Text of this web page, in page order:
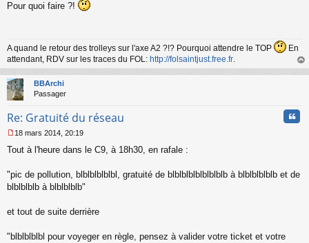
e
g
e
n
o
n
l
Pour quoi faire ?!
A quand le retour des trolleys sur l'axe A2 ?!? Pourquoi attendre le TOP
En
attendant, RDV sur les traces du FOL: http://folsaintjust.free.fr.
au
BBArchi
Passager
Re: Gratuité du réseau
e
s
a
g
n
n
18 mars 2014, 20:19
Tout à l'heure dans le C9, à 18h30, en rafale :
"pic de pollution, blblblblblbl, gratuité de blblblblblblblblb à blblblblblb et de
blblblblb à blblblblb"
et tout de suite derrière
"blblblblbl pour voyeger en règle, pensez à valider votre ticket et votre